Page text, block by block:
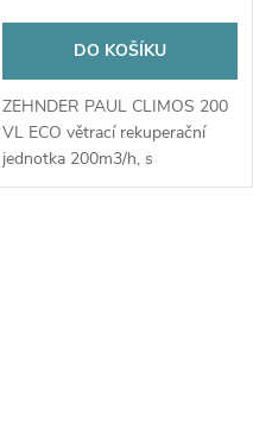
DO KOŠÍKU
ZEHNDER PAUL CLIMOS 200
VL ECO větrací rekuperační
jednotka 200m3/h, s
entalpickým výměníkem,...